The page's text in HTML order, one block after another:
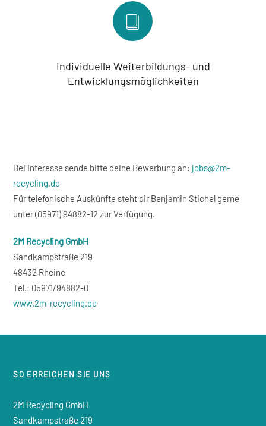
Individuelle Weiterbildungs- und
Entwicklungsmöglichkeiten
Bei Interesse sende bitte deine Bewerbung an: jobs@2m-
recycling.de
Für telefonische Auskünfte steht dir Benjamin Stichel gerne
unter (05971) 94882-12 zur Verfügung.
2M Recycling GmbH
Sandkampstraße 219
48432 Rheine
Tel.: 05971/94882-0
www.2m-recycling.de
SO ERREICHEN SIE UNS
2M Recycling GmbH
Sandkampstraße 219